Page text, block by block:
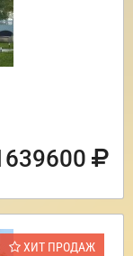
ХИТ ПРОДАЖ